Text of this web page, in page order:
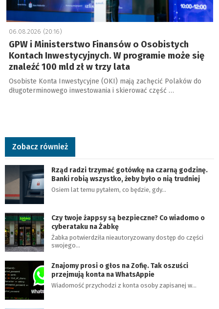
06.08.2026 (20:16)
GPW i Ministerstwo Finansów o Osobistych
Kontach Inwestycyjnych. W programie może się
znaleźć 100 mld zł w trzy lata
Osobiste Konta Inwestycyjne (OKI) mają zachęcić Polaków do
długoterminowego inwestowania i skierować część …
Zobacz również
Rząd radzi trzymać gotówkę na czarną godzinę.
Banki robią wszystko, żeby było o nią trudniej
Osiem lat temu pytałem, co będzie, gdy…
Czy twoje żappsy są bezpieczne? Co wiadomo o
cyberataku na Żabkę
Żabka potwierdziła nieautoryzowany dostęp do części
swojego…
Znajomy prosi o głos na Zofię. Tak oszuści
przejmują konta na WhatsAppie
Wiadomość przychodzi z konta osoby zapisanej w…